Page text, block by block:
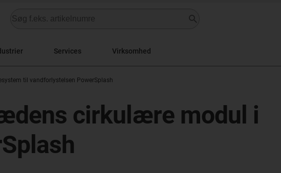
Services Virksomhed
til vandforlystelsen PowerSplash
cirkulære modul i